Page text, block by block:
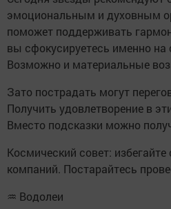
эмоциональным и духовным
поможет поддерживать
вы сфокусируетесь именно на
Возможно и материальные
Зато пострадать могут
Получить удовлетворение в
Вместо подсказки можно
Космический совет:
компаний. Постарайтесь
♒ Водолеи